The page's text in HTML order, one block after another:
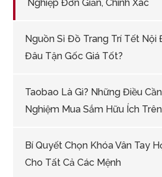
Nghiệp Đơn Giản, Chính Xác
Nguồn Sỉ Đồ Trang Trí Tết Nội
Đâu Tận Gốc Giá Tốt?
Taobao Là Gì? Những Điều
Nghiệm Mua Sắm Hữu Ích
Bí Quyết Chọn Khóa Vân Tay
Cho Tất Cả Các Mệnh